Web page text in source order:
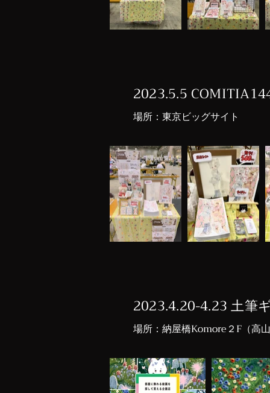
2023.5.5
​場所：東京ビッグサイト
2023.4.20-4.23 土筆
場所：納屋橋Komore２F（高